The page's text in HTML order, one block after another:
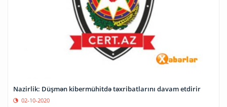
Nazirlik: Düşmən kibermühitdə təxribatlarını davam etdirir
02-10-2020